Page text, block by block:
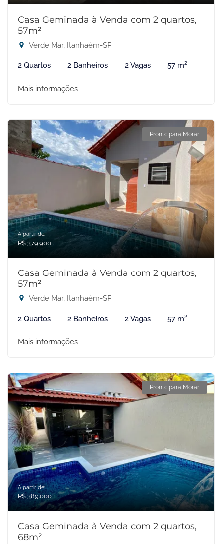
Casa Geminada à Venda com 2 quartos,
57m²
Verde Mar, Itanhaém-SP
2 Quartos 2 Banheiros 2 Vagas 57 m²
Mais informações
Pronto para Morar
A partir de:
R$ 379.900
Casa Geminada à Venda com 2 quartos,
57m²
Verde Mar, Itanhaém-SP
2 Quartos 2 Banheiros 2 Vagas 57 m²
Mais informações
Pronto para Morar
A partir de:
R$ 389.000
Casa Geminada à Venda com 2 quartos,
68m²